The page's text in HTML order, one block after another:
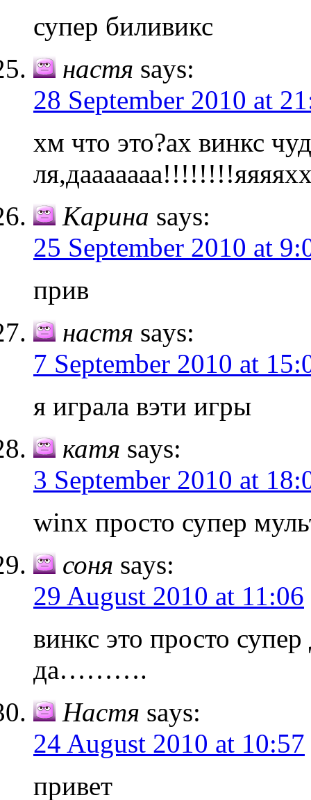
супер биливикс
настя says:
28 September 2010 at
хм что это?ах винкс
Карина says:
25 September 2010 at
прив
настя says:
7 September 2010 at
я играла вэти игры
катя says:
3 September 2010 at
winx просто супер
соня says:
29 August 2010 at 11:06
винкс это просто
да……….
Настя says:
24 August 2010 at 10:57
привет